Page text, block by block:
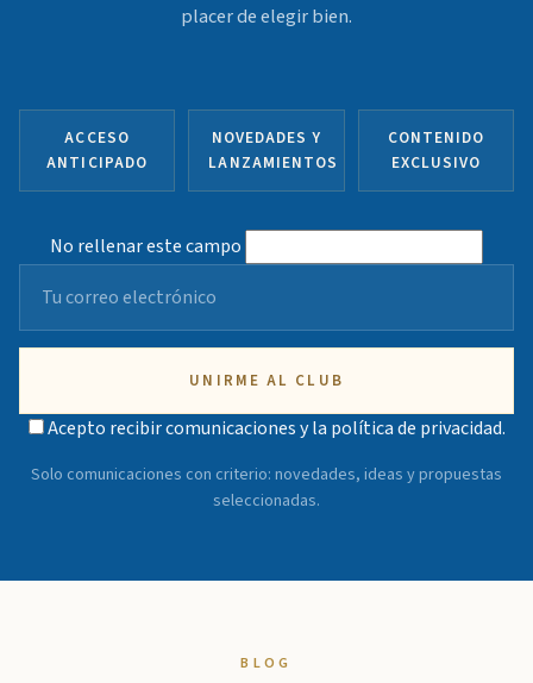
placer de elegir bien.
ACCESO
ANTICIPADO
NOVEDADES Y
LANZAMIENTOS
CONTENIDO
EXCLUSIVO
No rellenar este campo
UNIRME AL CLUB
Acepto recibir comunicaciones y la política de privacidad.
Solo comunicaciones con criterio: novedades, ideas y propuestas
seleccionadas.
BLOG